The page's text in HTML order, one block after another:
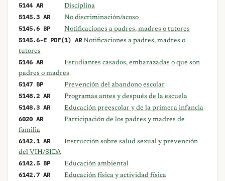
5144 AR Disciplina
5145.3 AR No discriminación/acoso
5145.6 BP Notificaciones a padres, madres o tutores
5145.6-E PDF(1) AR Notificaciones a padres, madres o
tutores
5146 AR
Estudiantes casados, embarazadas o que son
padres o madres
5147 BP Prevención del abandono escolar
5148.2 AR Programas antes y después de la escuela
5148.3 AR Educación preescolar y de la primera infancia
6020 AR
Participación de los padres y madres de
familia
6142.1 AR
Instrucción sobre salud sexual y prevención
del VIH/SIDA
6142.5 BP Educación ambiental
6142.7 AR Educación física y actividad física